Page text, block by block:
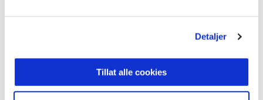
Detaljer
Tillat alle cookies
haugesundkampen, tenke på oss selv og det vi kan
innstilling når dommeren blåser i fløyta på
Fosshaugane, sier han.